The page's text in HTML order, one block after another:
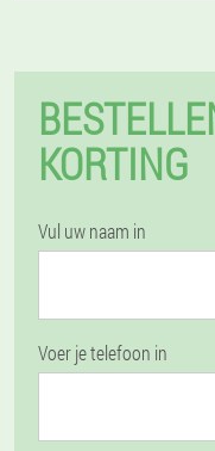
KORTING
Vul uw naam in
Voer je telefoon in